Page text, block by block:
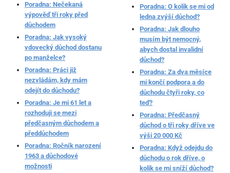
Poradna: Nečekaná
výpověď tři roky před
důchodem
Poradna: Jak vysoký
vdovecký důchod dostanu
po manželce?
Poradna: Práci již
nezvládám, kdy mám
odejít do důchodu?
Poradna: Je mi 61 let a
rozhoduji se mezi
předčasným důchodem a
předdůchodem
Poradna: Ročník narození
1963 a důchodové
možnosti
Poradna: O kolik se mi od
ledna zvýší důchod?
Poradna: Jak dlouho
musím být nemocný,
abych dostal invalidní
důchod?
Poradna: Za dva měsíce
mi končí podpora a do
důchodu čtyři roky, co
teď?
Poradna: Předčasný
důchod o tři roky dříve ve
výši 20 000 Kč
Poradna: Když odejdu do
důchodu o rok dříve, o
kolik se mi sníží důchod?